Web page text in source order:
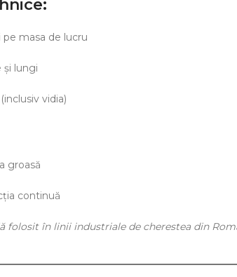
pe masa de lucru
și lungi
vidia)
groasă
continuă
folosit în linii industriale de cherestea din